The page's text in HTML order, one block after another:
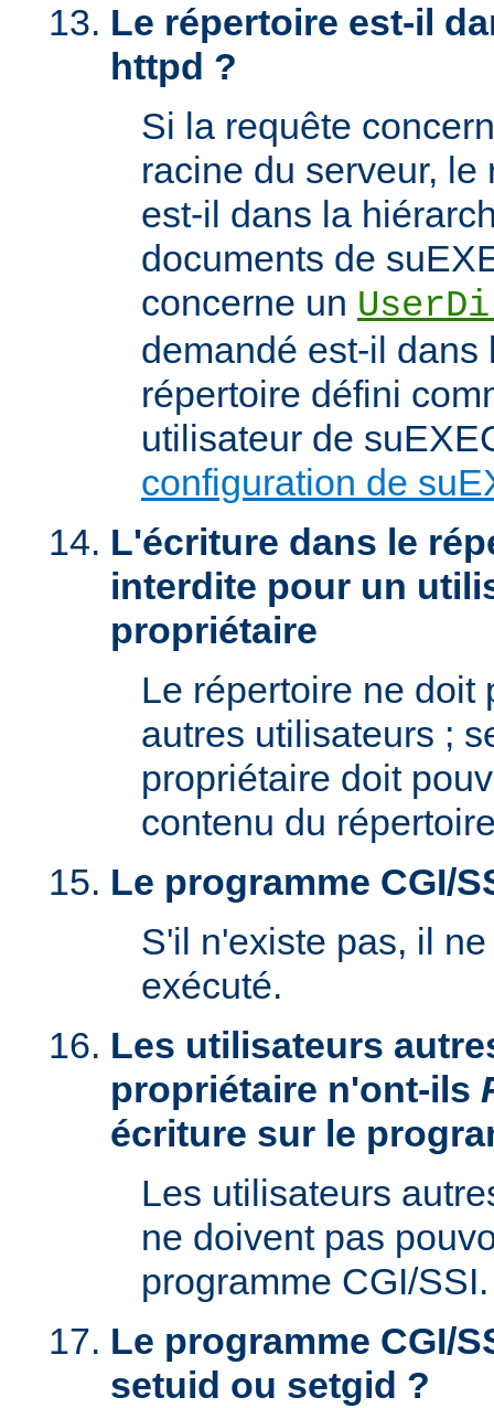
Le répertoire est-il
httpd ?
Si la requête
racine du serveur,
est-il dans la
documents de
concerne un
demandé est-il dans
répertoire défini
utilisateur de
configuration de
L'écriture dans le
interdite pour un
propriétaire
Le répertoire ne doit
autres utilisateurs ;
propriétaire doit
contenu du
Le programme CGI/
S'il n'existe pas, il
exécuté.
Les utilisateurs
propriétaire n'ont-ils
écriture sur le
Les utilisateurs
ne doivent pas
programme CGI/SSI.
Le programme CGI/
setuid ou setgid ?